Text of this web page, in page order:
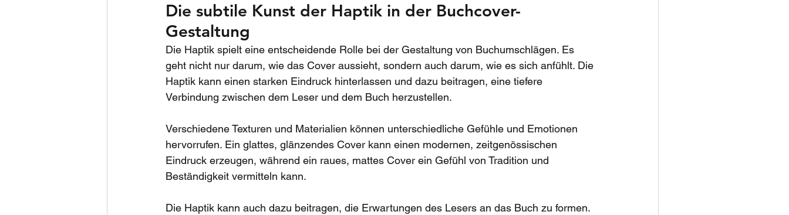
Die subtile Kunst der Haptik in der Buchcover-
Gestaltung
Die Haptik spielt eine entscheidende Rolle bei der Gestaltung von Buchumschlägen. Es
geht nicht nur darum, wie das Cover aussieht, sondern auch darum, wie es sich anfühlt. Die
Haptik kann einen starken Eindruck hinterlassen und dazu beitragen, eine tiefere
Verbindung zwischen dem Leser und dem Buch herzustellen.
Verschiedene Texturen und Materialien können unterschiedliche Gefühle und Emotionen
hervorrufen. Ein glattes, glänzendes Cover kann einen modernen, zeitgenössischen
Eindruck erzeugen, während ein raues, mattes Cover ein Gefühl von Tradition und
Beständigkeit vermitteln kann.
Die Haptik kann auch dazu beitragen, die Erwartungen des Lesers an das Buch zu formen.